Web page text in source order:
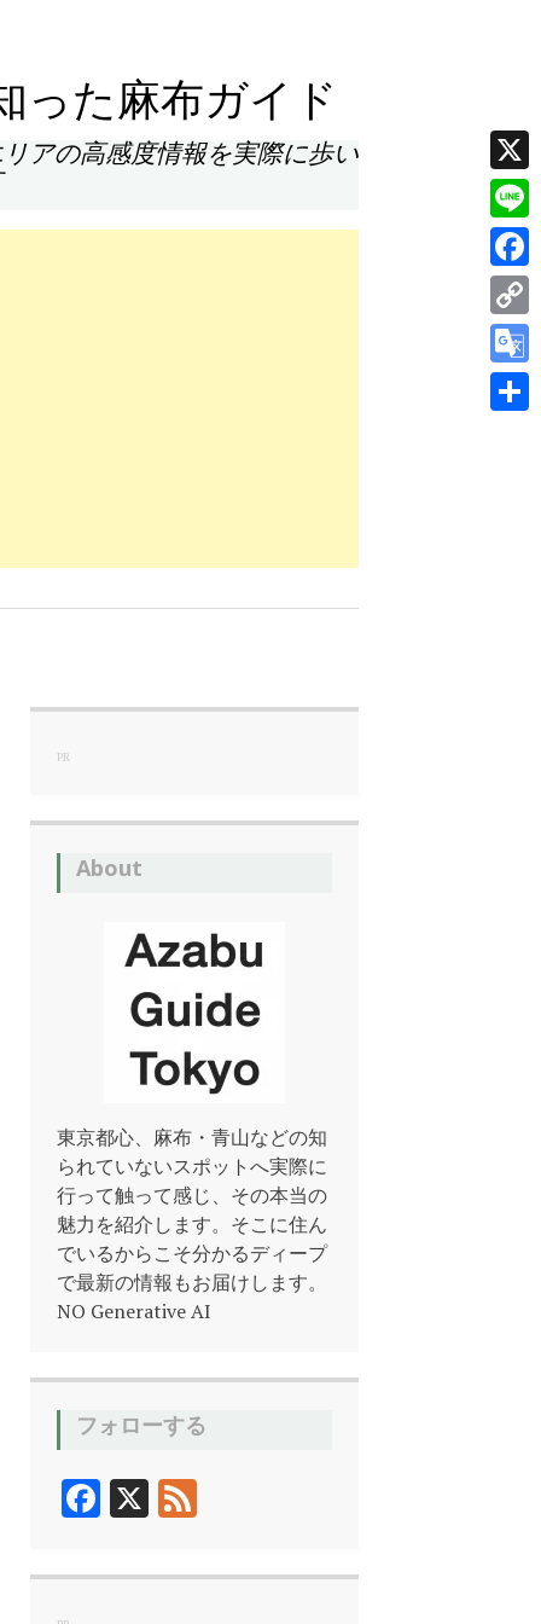
った麻布ガイド
アの高感度情報を実際に歩い
PR
About
東京都心、麻布・青山などの知
られていないスポットへ実際に
行って触って感じ、その本当の
魅力を紹介します。そこに住ん
でいるからこそ分かるディープ
で最新の情報もお届けします。
NO Generative AI
フォローする
F
e
X
d
X
Line
Link